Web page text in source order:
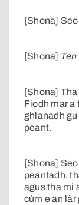
[Shona]
[Shona]
[Shona]
Fiodh mar a
ghlanadh gu
peant.
[Shona]
peantadh,
agus tha mi
cùm e an làr